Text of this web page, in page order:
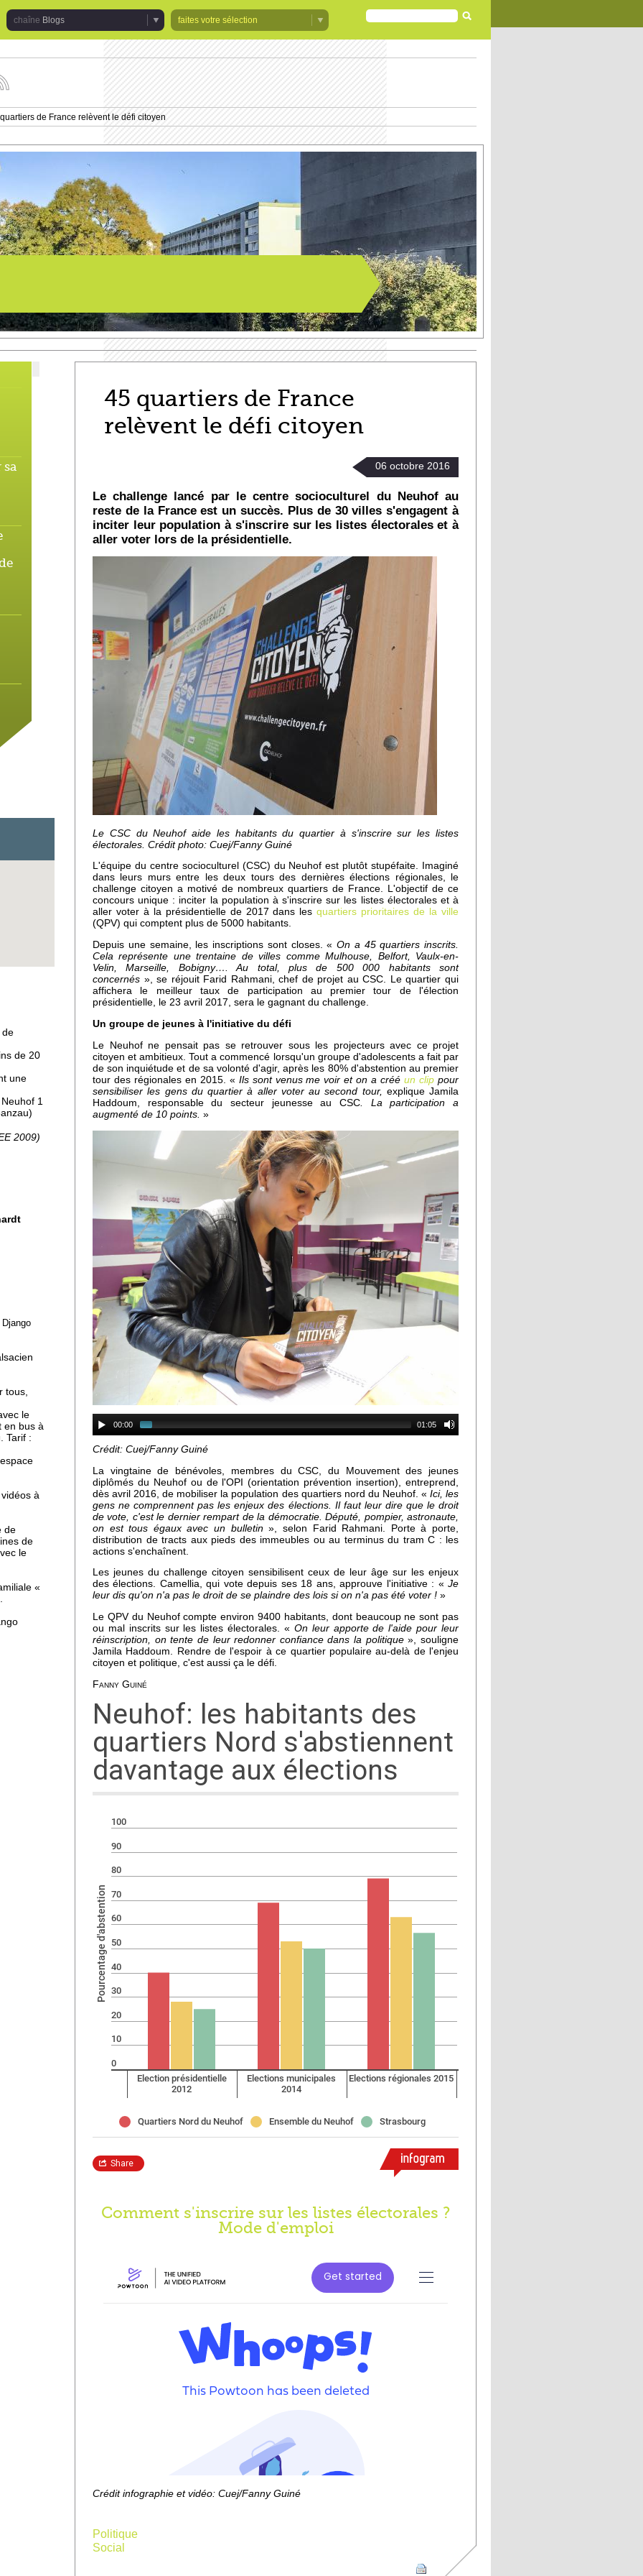
Blogs
faites votre sélection
FORMULAIRE
DE
RECHERCHE
de France relèvent le défi citoyen
sa
!
de
de 20
une
1
2009)
tous,
le
en bus à
Tarif :
à
de
de
le
«
45 quartiers de France
relèvent le défi citoyen
06 octobre 2016
Le challenge lancé par le centre socioculturel du Neuhof au
reste de la France est un succès. Plus de 30 villes s'engagent à
inciter leur population à s'inscrire sur les listes électorales et à
aller voter lors de la présidentielle.
Le CSC du Neuhof aide les habitants du quartier à s'inscrire sur les listes
électorales. Crédit photo: Cuej/Fanny Guiné
L'équipe du centre socioculturel (CSC) du Neuhof est plutôt stupéfaite. Imaginé
dans leurs murs entre les deux tours des dernières élections régionales, le
challenge citoyen a motivé de nombreux quartiers de France. L'objectif de ce
concours unique : inciter la population à s'inscrire sur les listes électorales et à
aller voter à la présidentielle de 2017 dans lesquartiers prioritaires de la ville
(QPV) qui comptent plus de 5000 habitants.
Depuis une semaine, les inscriptions sont closes. « On a 45 quartiers inscrits.
Cela représente une trentaine de villes comme Mulhouse, Belfort, Vaulx-en-
Velin, Marseille, Bobigny…. Au total, plus de 500 000 habitants sont
concernés », se réjouit Farid Rahmani, chef de projet au CSC. Le quartier qui
affichera le meilleur taux de participation au premier tour de l'élection
présidentielle, le 23 avril 2017, sera le gagnant du challenge.
Un groupe de jeunes à l'initiative du défi
Le Neuhof ne pensait pas se retrouver sous les projecteurs avec ce projet
citoyen et ambitieux. Tout a commencé lorsqu'un groupe d'adolescents a fait par
de son inquiétude et de sa volonté d'agir, après les 80% d'abstention au premier
tour des régionales en 2015. « Ils sont venus me voir et on a crééun clip pour
sensibiliser les gens du quartier à aller voter au second tour, explique Jamila
Haddoum, responsable du secteur jeunesse au CSC . La participation a
augmenté de 10 points. »
00:00 01:05
Crédit: Cuej/Fanny Guiné
La vingtaine de bénévoles, membres du CSC, du Mouvement des jeunes
diplômés du Neuhof ou de l'OPI (orientation prévention insertion), entreprend,
dès avril 2016, de mobiliser la population des quartiers nord du Neuhof. « Ici, les
gens ne comprennent pas les enjeux des élections. Il faut leur dire que le droit
de vote, c'est le dernier rempart de la démocratie. Député, pompier, astronaute,
on est tous égaux avec un bulletin», selon Farid Rahmani. Porte à porte,
distribution de tracts aux pieds des immeubles ou au terminus du tram C : les
actions s'enchaînent.
Les jeunes du challenge citoyen sensibilisent ceux de leur âge sur les enjeux
des élections. Camellia, qui vote depuis ses 18 ans, approuve l'initiative : « Je
leur dis qu'on n'a pas le droit de se plaindre des lois si on n'a pas été voter ! »
Le QPV du Neuhof compte environ 9400 habitants, dont beaucoup ne sont pas
ou mal inscrits sur les listes électorales. « On leur apporte de l'aide pour leur
réinscription, on tente de leur redonner confiance dans la politique», souligne
Jamila Haddoum. Rendre de l'espoir à ce quartier populaire au-delà de l'enjeu
citoyen et politique, c'est aussi ça le défi.
Fanny Guiné
Comment s'inscrire sur les listes électorales ?
Mode d'emploi
Crédit infographie et vidéo: Cuej/Fanny Guiné
Politique
Social